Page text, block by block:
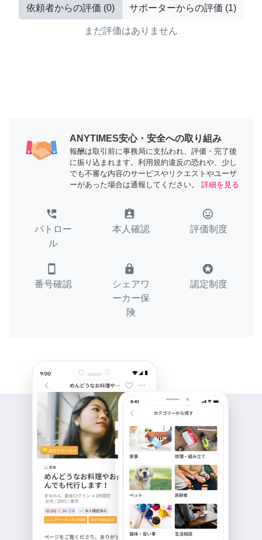
依頼者からの評価 (0) サポーターからの評価 (1)
まだ評価はありません
ANYTIMES安心・安全への取り組み
報酬は取引前に事務局に支払われ、評価・完了後
に振り込まれます。利用規約違反の恐れや、少し
でも不審な内容のサービスやリクエストやユーザ
ーがあった場合は通報してください。
詳細を見る
perm_phone_msg
パトロー
ル
assignment_ind
本人確認
tag_faces
評価制度
smartphone
番号確認
lock
シェアワ
ーカー保
険
stars
認定制度